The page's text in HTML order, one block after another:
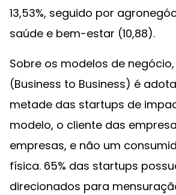
13,53%, seguido por
saúde e bem-estar (10,88).
Sobre os modelos de negócio,
(Business to Business) é
metade das startups de
modelo, o cliente das
empresas, e não um
física. 65% das startups
direcionados para